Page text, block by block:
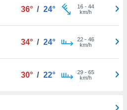
36° / 24° 16- 44
km/h
34° / 24° 22- 46
km/h
30° / 22° 29- 65
km/h